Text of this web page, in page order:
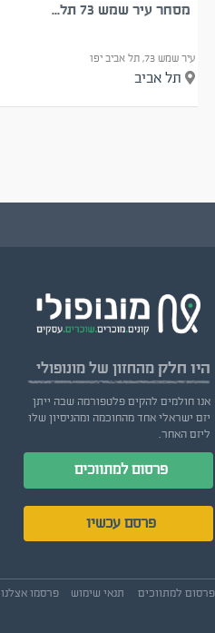
מסחר עיר שמש 73 תל...
עיר שמש 73, תל אביב יפו
תל אביב
היו חלקמהחזון של מונופולי
אנו חולמים להקים פלטפורמה שבה ייתן
יזם ישראלי אחד מהחוכמה ומהניסיון שלו
ליזם האחר.
פרסום למתווכים
פרסם עכשיו
פרסום למתווכים תנאי שימוש פרסמו אצלנו